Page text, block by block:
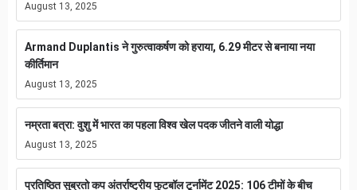
August 13, 2025
Armand Duplantis ने गुरुत्वाकर्षण को हराया, 6.29 मीटर से बनाया नया
कीर्तिमान
August 13, 2025
नम्रता बत्रा: वुशु में भारत का पहला विश्व खेल पदक जीतने वाली योद्धा
August 13, 2025
प्रतिष्ठित सुब्रतो कप अंतर्राष्ट्रीय फुटबॉल टूर्नामेंट 2025: 106 टीमों के बीच